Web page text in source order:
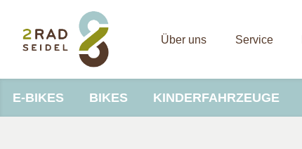
Über uns Service
E-BIKES BIKES KINDERFAHRZEUGE